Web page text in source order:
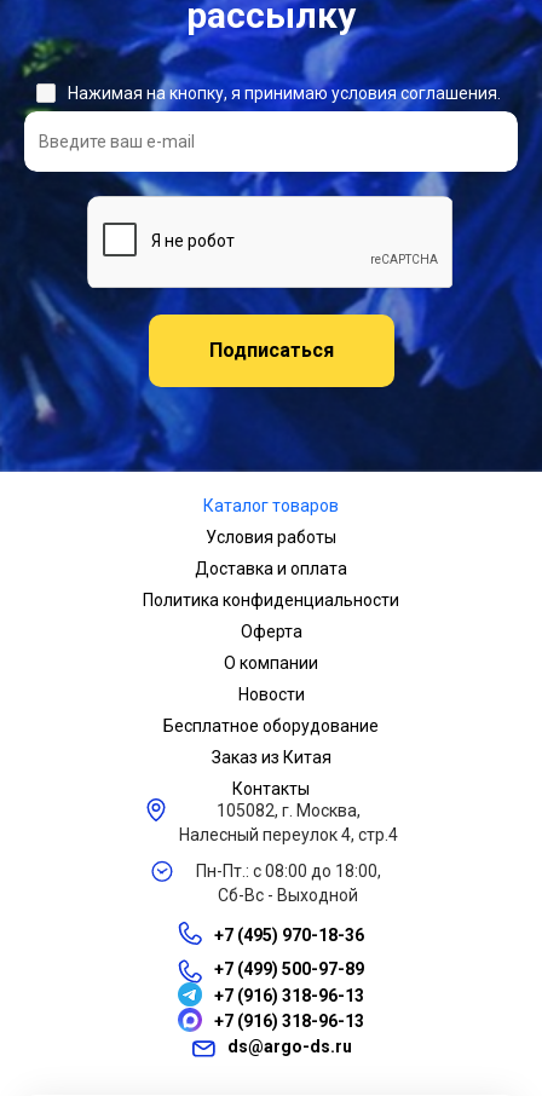
рассылку
Подписаться
Нажимая на кнопку, я принимаю условия соглашения.
Каталог товаров
Условия работы
Доставка и оплата
Политика конфиденциальности
Оферта
О компании
Новости
Бесплатное оборудование
Заказ из Китая
Контакты
105082, г. Москва,
Налесный переулок 4, стр.4
Пн-Пт.: с 08:00 до 18:00,
Сб-Вс - Выходной
+7 (495) 970-18-36
+7 (499) 500-97-89
+7 (916) 318-96-13
+7 (916) 318-96-13
ds@argo-ds.ru